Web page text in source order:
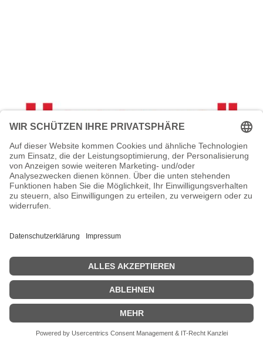
HONEYWELL Stylus Kit w/Tethers -
Schreiber als Handgerät (Packung mit 5)
Honeywell Stylus Kit w/Tethers - Schreiber als Handgerät
(Packung mit 5) - für ScanPal EDA70, EDA71
Zeige Preise inklusiv MwSt. (Brutto)